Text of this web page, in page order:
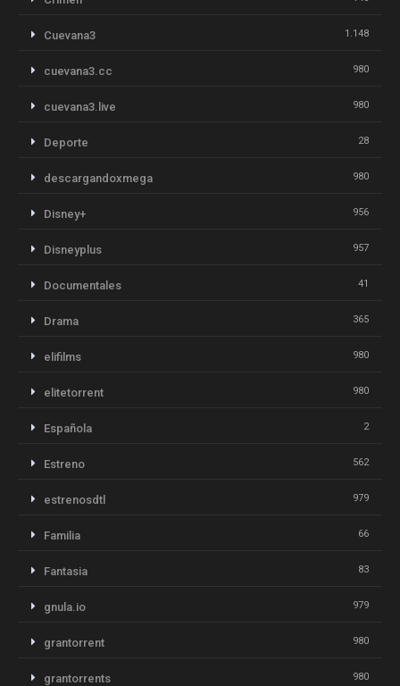
Cuevana3 1.148
cuevana3.cc 980
cuevana3.live 980
Deporte 28
descargandoxmega 980
Disney+ 956
Disneyplus 957
Documentales 41
Drama 365
elifilms 980
elitetorrent 980
Española 2
Estreno 562
estrenosdtl 979
Familia 66
Fantasia 83
gnula.io 979
grantorrent 980
grantorrents 980